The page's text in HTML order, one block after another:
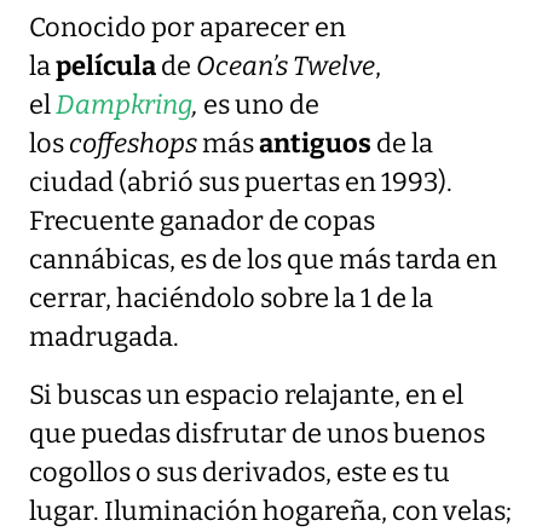
Conocido por aparecer en
lapelículade Ocean’sTwelve,
elDampkring, es uno de
loscoffeshopsmásantiguos de la
ciudad (abrió sus puertas en 1993).
Frecuente ganador de copas
cannábicas, es de los que más tarda en
cerrar, haciéndolo sobre la 1 de la
madrugada.
Si buscas un espacio relajante, en el
que puedas disfrutar de unos buenos
cogollos o sus derivados, este es tu
lugar. Iluminación hogareña, con velas;